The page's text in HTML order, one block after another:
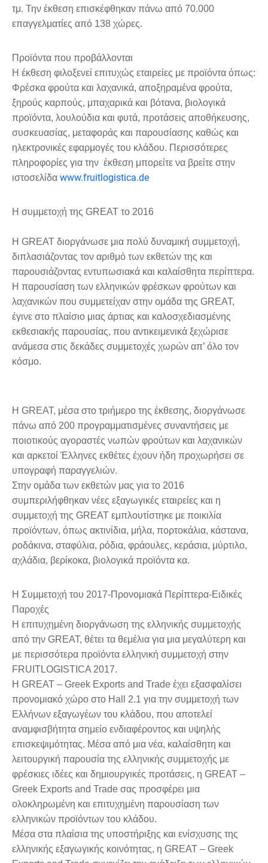
τμ. Την έκθεση επισκέφθηκαν πάνω από 70.000
επαγγελματίες από 138 χώρες.
Προϊόντα που προβάλλονται
Η έκθεση φιλοξενεί επιτυχώς εταιρείες με προϊόντα όπως:
Φρέσκα φρούτα και λαχανικά, αποξηραμένα φρούτα,
ξηρούς καρπούς, μπαχαρικά και βότανα, βιολογικά
προϊόντα, λουλούδια και φυτά, προτάσεις αποθήκευσης,
συσκευασίας, μεταφοράς και παρουσίασης καθώς και
ηλεκτρονικές εφαρμογές του κλάδου. Περισσότερες
πληροφορίες για την έκθεση μπορείτε να βρείτε στην
ιστοσελίδα www.fruitlogistica.de
Η συμμετοχή της GREAT το 2016
Η GREAT διοργάνωσε μια πολύ δυναμική συμμετοχή,
διπλασιάζοντας τον αριθμό των εκθετών της και
παρουσιάζοντας εντυπωσιακά και καλαίσθητα περίπτερα.
Η παρουσίαση των ελληνικών φρέσκων φρούτων και
λαχανικών που συμμετείχαν στην ομάδα της GREAT,
έγινε στο πλαίσιο μιας άρτιας και καλοσχεδιασμένης
εκθεσιακής παρουσίας, που αντικειμενικά ξεχώρισε
ανάμεσα στις δεκάδες συμμετοχές χωρών απ’ όλο τον
κόσμο.
Η GREAT, μέσα στο τριήμερο της έκθεσης, διοργάνωσε
πάνω από 200 προγραμματισμένες συναντήσεις με
ποιοτικούς αγοραστές νωπών φρούτων και λαχανικών
και αρκετοί Έλληνες εκθέτες έχουν ήδη προχωρήσει σε
υπογραφή παραγγελιών.
Στην ομάδα των εκθετών μας για το 2016
συμπεριλήφθηκαν νέες εξαγωγικές εταιρείες και η
συμμετοχή της GREAT εμπλουτίστηκε με ποικιλία
προϊόντων, όπως ακτινίδια, μήλα, πορτοκάλια, κάστανα,
ροδάκινα, σταφύλια, ρόδια, φράουλες, κεράσια, μύρτιλο,
αχλάδια, βερίκοκα, βιολογικά προϊόντα κα.
Η Συμμετοχή του 2017-Προνομιακά Περίπτερα-Ειδικές
Παροχές
Η επιτυχημένη διοργάνωση της ελληνικής συμμετοχής
από την GREAT, θέτει τα θεμέλια για μια μεγαλύτερη και
με περισσότερα προϊόντα ελληνική συμμετοχή στην
FRUITLOGISTICA 2017.
Η GREAT – Greek Exports and Trade έχει εξασφαλίσει
προνομιακό χώρο στο Hall 2.1 για την συμμετοχή των
Ελλήνων εξαγωγέων του κλάδου, που αποτελεί
αναμφισβήτητα σημείο ενδιαφέροντος και υψηλής
επισκεψιμότητας. Μέσα από μια νέα, καλαίσθητη και
λειτουργική παρουσία της ελληνικής συμμετοχής με
φρέσκιες ιδέες και δημιουργικές προτάσεις, η GREAT –
Greek Exports and Trade σας προσφέρει μια
ολοκληρωμένη και επιτυχημένη παρουσίαση των
ελληνικών προϊόντων του κλάδου.
Μέσα στα πλαίσια της υποστήριξης και ενίσχυσης της
ελληνικής εξαγωγικής κοινότητας, η GREAT – Greek